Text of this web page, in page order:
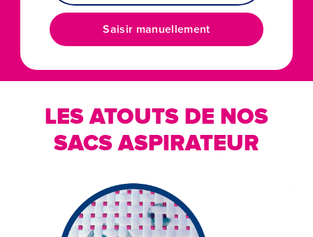
Saisir manuellement
LES ATOUTS DE NOS
SACS ASPIRATEUR